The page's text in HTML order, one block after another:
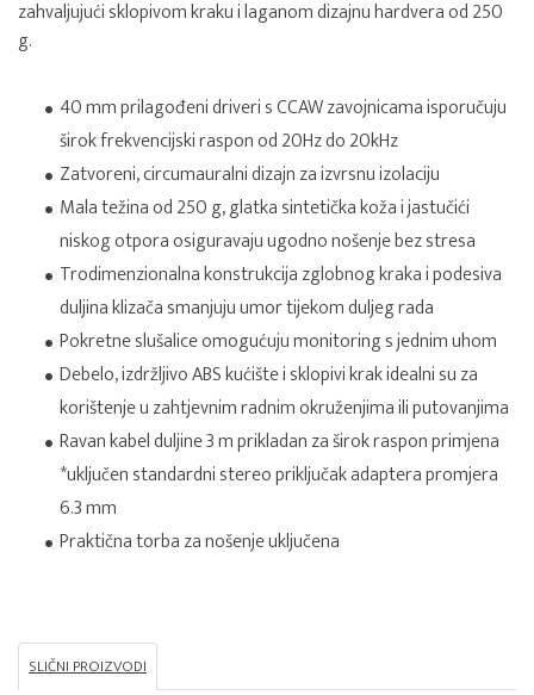
zahvaljujući sklopivom kraku i laganom dizajnu hardvera od 250
g.
40 mm prilagođeni driveri s CCAW zavojnicama isporučuju
širok frekvencijski raspon od 20Hz do 20kHz
Zatvoreni, circumauralni dizajn za izvrsnu izolaciju
Mala težina od 250 g, glatka sintetička koža i jastučići
niskog otpora osiguravaju ugodno nošenje bez stresa
Trodimenzionalna konstrukcija zglobnog kraka i podesiva
duljina klizača smanjuju umor tijekom duljeg rada
Pokretne slušalice omogućuju monitoring s jednim uhom
Debelo, izdržljivo ABS kućište i sklopivi krak idealni su za
korištenje u zahtjevnim radnim okruženjima ili putovanjima
Ravan kabel duljine 3 m prikladan za širok raspon primjena
*uključen standardni stereo priključak adaptera promjera
6.3 mm
Praktična torba za nošenje uključena
SLIČNI PROIZVODI